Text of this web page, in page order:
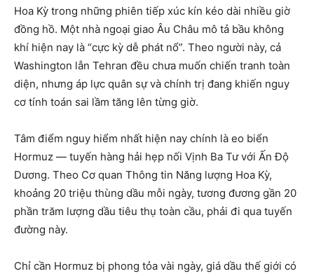
Hoa Kỳ trong những phiên tiếp xúc kín kéo dài nhiều giờ
đồng hồ. Một nhà ngoại giao Âu Châu mô tả bầu không
khí hiện nay là “cực kỳ dễ phát nổ”. Theo người này, cả
Washington lẫn Tehran đều chưa muốn chiến tranh toàn
diện, nhưng áp lực quân sự và chính trị đang khiến nguy
cơ tính toán sai lầm tăng lên từng giờ.
Tâm điểm nguy hiểm nhất hiện nay chính là eo biển
Hormuz — tuyến hàng hải hẹp nối Vịnh Ba Tư với Ấn Độ
Dương. Theo Cơ quan Thông tin Năng lượng Hoa Kỳ,
khoảng 20 triệu thùng dầu mỗi ngày, tương đương gần 20
phần trăm lượng dầu tiêu thụ toàn cầu, phải đi qua tuyến
đường này.
Chỉ cần Hormuz bị phong tỏa vài ngày, giá dầu thế giới có